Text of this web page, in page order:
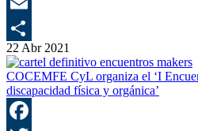
22 Abr 2021
COCEMFE CyL organiza el ‘I
discapacidad física y orgánica’